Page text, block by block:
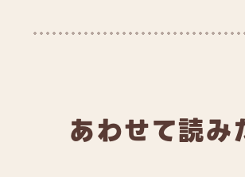
あわせて読み